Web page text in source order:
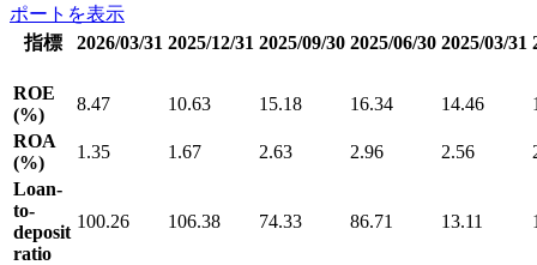
ポートを表示
指標
2026/03/31 2025/12/31 2025/09/30 2025/06/30 2025/03/31
ROE
(%)
8.47 10.63 15.18 16.34 14.46
ROA
(%)
1.35 1.67 2.63 2.96 2.56
Loan-
to-
deposit
ratio
100.26 106.38 74.33 86.71 13.11